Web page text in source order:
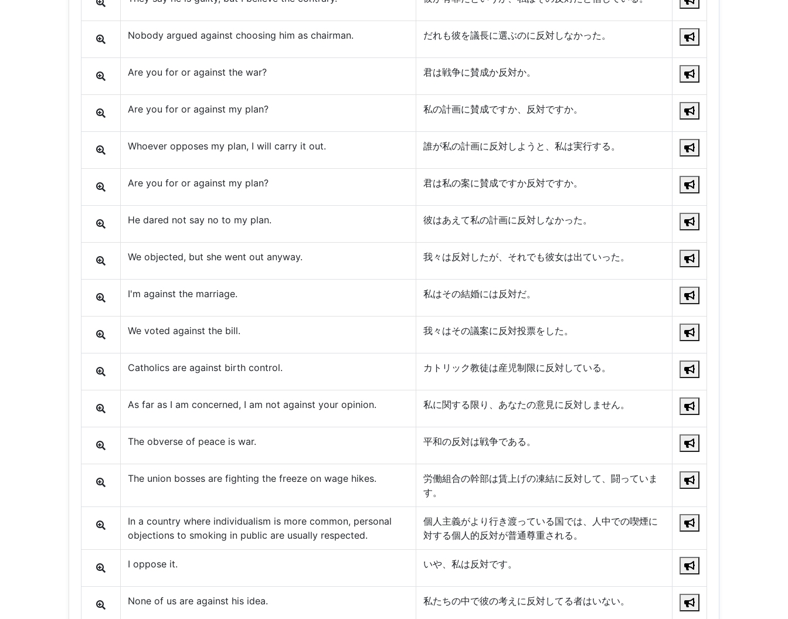
Nobody argued against choosing him as chairman. だれも彼を議長に選ぶのに反対しなかった。
Are you for or against the war? 君は戦争に賛成か反対か。
Are you for or against my plan? 私の計画に賛成ですか、反対ですか。
Whoever opposes my plan, I will carry it out. 誰が私の計画に反対しようと、私は実行する。
Are you for or against my plan? 君は私の案に賛成ですか反対ですか。
He dared not say no to my plan. 彼はあえて私の計画に反対しなかった。
We objected, but she went out anyway. 我々は反対したが、それでも彼女は出ていった。
I'm against the marriage. 私はその結婚には反対だ。
We voted against the bill. 我々はその議案に反対投票をした。
Catholics are against birth control. カトリック教徒は産児制限に反対している。
As far as I am concerned, I am not against your opinion. 私に関する限り、あなたの意見に反対しません。
The obverse of peace is war. 平和の反対は戦争である。
The union bosses are fighting the freeze on wage hikes.
労働組合の幹部は賃上げの凍結に反対して、闘っていま
す。
In a country where individualism is more common, personal
objections to smoking in public are usually respected.
個人主義がより行き渡っている国では、人中での喫煙に
対する個人的反対が普通尊重される。
I oppose it. いや、私は反対です。
None of us are against his idea. 私たちの中で彼の考えに反対してる者はいない。